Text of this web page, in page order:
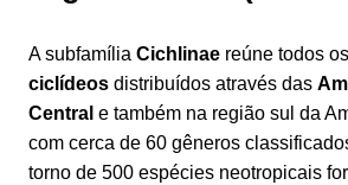
A subfamília Cichlinaereúne todos
ciclídeosdistribuídos através das
Central e também na região sul da
com cerca de 60 gêneros
torno de 500 espécies neotropicais